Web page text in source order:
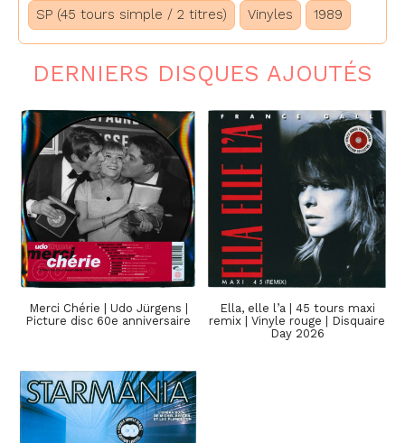
SP (45 tours simple / 2 titres) Vinyles 1989
DERNIERS DISQUES AJOUTÉS
Merci Chérie | Udo Jürgens |
Picture disc 60e anniversaire
Ella, elle l’a | 45 tours maxi
remix | Vinyle rouge | Disquaire
Day 2026